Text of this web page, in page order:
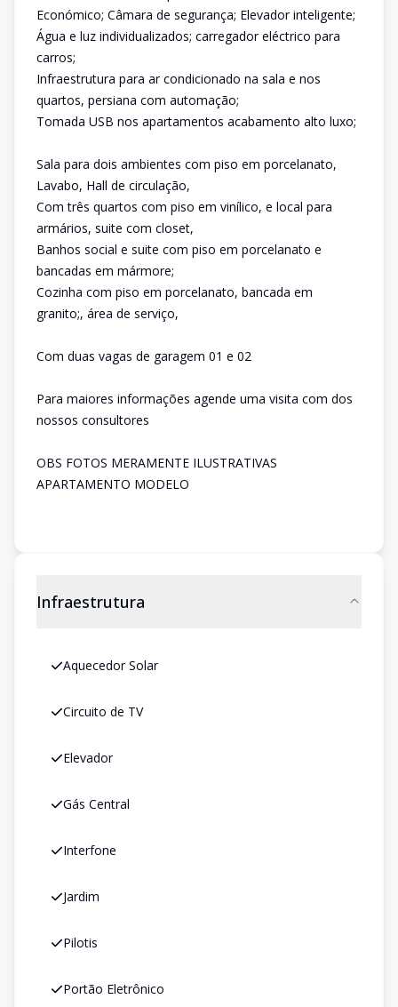
Económico; Câmara de segurança; Elevador inteligente;
Água e luz individualizados; carregador eléctrico para
carros;
Infraestrutura para ar condicionado na sala e nos
quartos, persiana com automação;
Tomada USB nos apartamentos acabamento alto luxo;
Sala para dois ambientes com piso em porcelanato,
Lavabo, Hall de circulação,
Com três quartos com piso em vinílico, e local para
armários, suite com closet,
Banhos social e suite com piso em porcelanato e
bancadas em mármore;
Cozinha com piso em porcelanato, bancada em
granito;, área de serviço,
Com duas vagas de garagem 01 e 02
Para maiores informações agende uma visita com dos
nossos consultores
OBS FOTOS MERAMENTE ILUSTRATIVAS
APARTAMENTO MODELO
Infraestrutura
Aquecedor Solar
Circuito de TV
Elevador
Gás Central
Interfone
Jardim
Pilotis
Portão Eletrônico